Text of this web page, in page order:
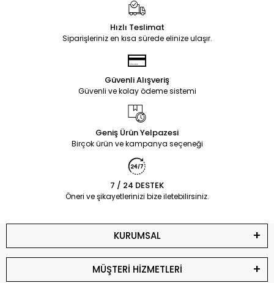
Hızlı Teslimat
Siparişleriniz en kısa sürede elinize ulaşır.
Güvenli Alışveriş
Güvenli ve kolay ödeme sistemi
Geniş Ürün Yelpazesi
Birçok ürün ve kampanya seçeneği
7 / 24 DESTEK
Öneri ve şikayetlerinizi bize iletebilirsiniz.
KURUMSAL
MÜŞTERİ HİZMETLERİ